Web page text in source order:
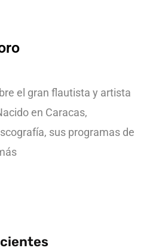
el gran flautista y artista
en Caracas,
sus programas de